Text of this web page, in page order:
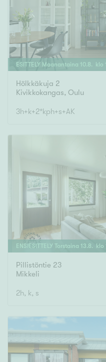
Uudiskohteet
Vain uudiskohteet
Arvokohteet
Vain arvokohteet
Kunto
Tyydyttävä
Välttävä
Hissi
Järvi- tai merinäköala
Maalämpö
Oma sauna
Senioriasunto
ESITTELY Maanantaina 10.8. klo
Hölkkäkuja 2
Kivikkokangas, Oulu
3h+k+2*kph+s+AK
ENSIESITTELY Torstaina 13.8. klo
Pillistöntie 23
Mikkeli
2h, k, s